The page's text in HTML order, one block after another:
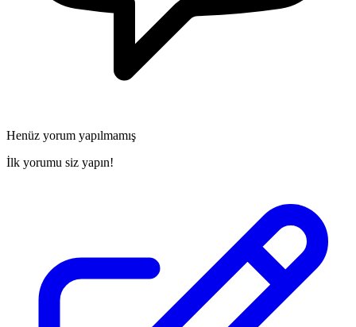
Henüz yorum yapılmamış
İlk yorumu siz yapın!